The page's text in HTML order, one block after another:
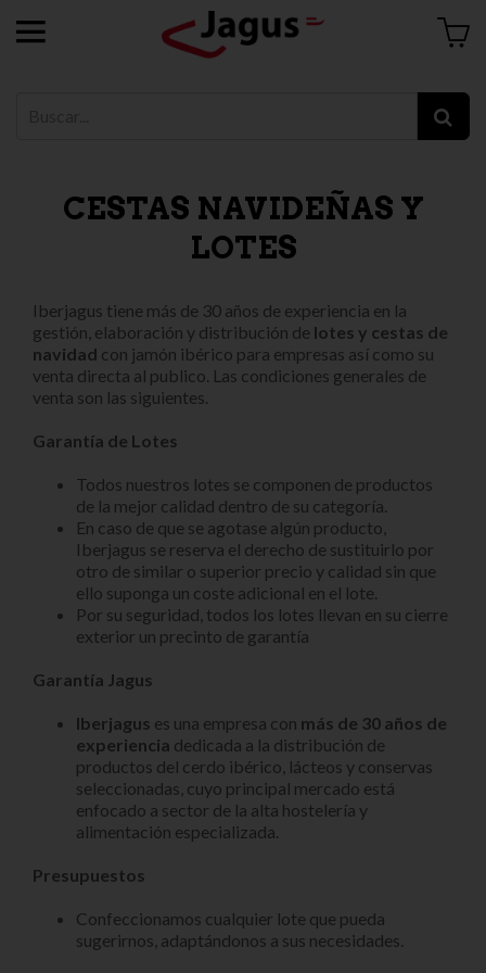
CESTAS NAVIDEÑAS Y
LOTES
Iberjagus tiene más de 30 años de experiencia en la
gestión, elaboración y distribución de lotes y cestas de
navidad con jamón ibérico para empresas así como su
venta directa al publico. Las condiciones generales de
venta son las siguientes.
Garantía de Lotes
Todos nuestros lotes se componen de productos
de la mejor calidad dentro de su categoría.
En caso de que se agotase algún producto,
Iberjagus se reserva el derecho de sustituirlo por
otro de similar o superior precio y calidad sin que
ello suponga un coste adicional en el lote.
Por su seguridad, todos los lotes llevan en su cierre
exterior un precinto de garantía
Garantía Jagus
Iberjagus es una empresa con más de 30 años de
experiencia dedicada a la distribución de
productos del cerdo ibérico, lácteos y conservas
seleccionadas, cuyo principal mercado está
enfocado a sector de la alta hostelería y
alimentación especializada.
Presupuestos
Confeccionamos cualquier lote que pueda
sugerirnos, adaptándonos a sus necesidades.